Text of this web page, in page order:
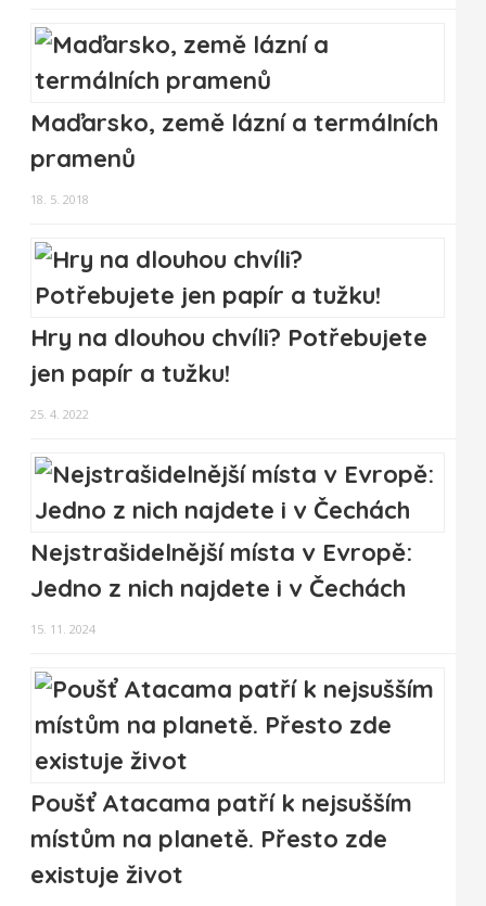
Maďarsko, země lázní a termálních
pramenů
18. 5. 2018
Hry na dlouhou chvíli? Potřebujete
jen papír a tužku!
25. 4. 2022
Nejstrašidelnější místa v Evropě:
Jedno z nich najdete i v Čechách
15. 11. 2024
Poušť Atacama patří k nejsušším
místům na planetě. Přesto zde
existuje život